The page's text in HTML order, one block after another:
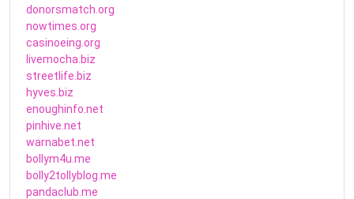
donorsmatch.org
nowtimes.org
casinoeing.org
livemocha.biz
streetlife.biz
hyves.biz
enoughinfo.net
pinhive.net
warnabet.net
bollym4u.me
bolly2tollyblog.me
pandaclub.me